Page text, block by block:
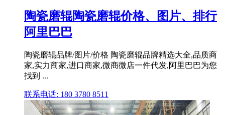
陶瓷磨辊陶瓷磨辊价格、图片、排行
阿里巴巴
陶瓷磨辊品牌/图片/价格 陶瓷磨辊品牌精选大全,品质商
家,实力商家,进口商家,微商微店一件代发,阿里巴巴为您
找到 ...
联系电话: 180 3780 8511